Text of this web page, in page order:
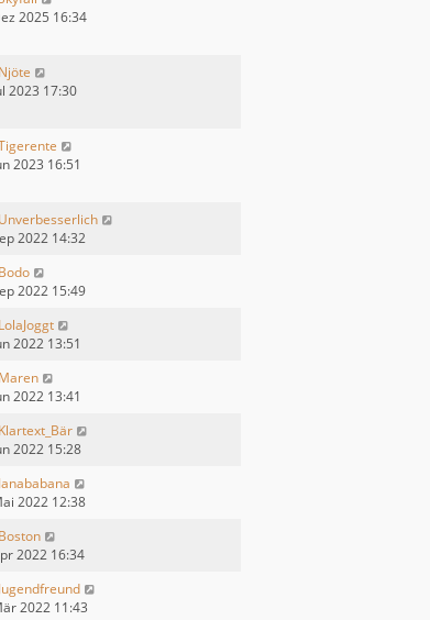
2025 16:34
Njöte
2023 17:30
2023 16:51
Unverbesserlich
2022 14:32
Bodo
2022 15:49
LolaJoggt
2022 13:51
Maren
2022 13:41
Klartext_Bär
2022 15:28
Janababana
2022 12:38
Boston
2022 16:34
Jugendfreund
2022 11:43